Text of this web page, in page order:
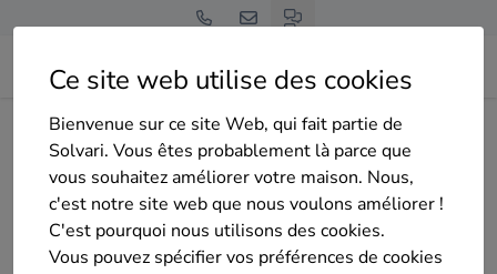
Ce site web utilise des cookies
Bienvenue sur ce site Web, qui fait partie de
Solvari. Vous êtes probablement là parce que
vous souhaitez améliorer votre maison. Nous,
c'est notre site web que nous voulons améliorer !
C'est pourquoi nous utilisons des cookies.
Vous pouvez spécifier vos préférences de cookies
Home Isolation Namur
Jusqu'à 4 devis sur mesure
entreprises d'isolation